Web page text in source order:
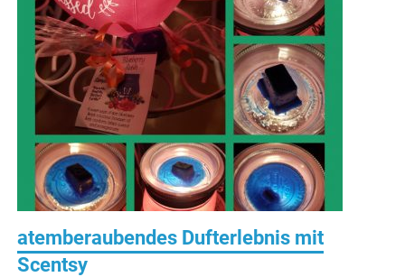
atemberaubendes Dufterlebnis mit
Scentsy